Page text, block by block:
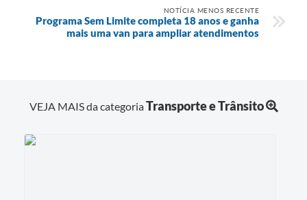
NOTÍCIA MENOS RECENTE
Programa Sem Limite completa 18 anos e ganha
mais uma van para ampliar atendimentos
VEJA MAIS da categoriaTransporte e Trânsito